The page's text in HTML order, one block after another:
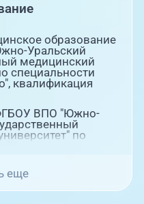
образование
Уральский
медицинский
специальности
квалификация
ВПО "Южно-
по
еще